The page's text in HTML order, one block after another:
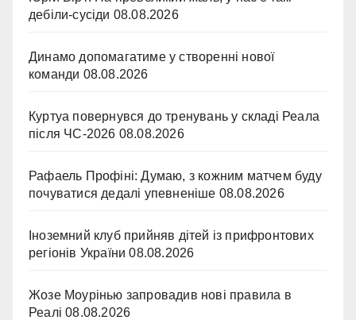
дебіли-сусіди 08.08.2026
Динамо допомагатиме у створенні нової
команди 08.08.2026
Куртуа повернувся до тренувань у складі Реала
після ЧС-2026 08.08.2026
Рафаель Профіні: Думаю, з кожним матчем буду
почуватися дедалі упевненіше 08.08.2026
Іноземний клуб прийняв дітей із прифронтових
регіонів України 08.08.2026
Жозе Моурінью запровадив нові правила в
Реалі 08.08.2026